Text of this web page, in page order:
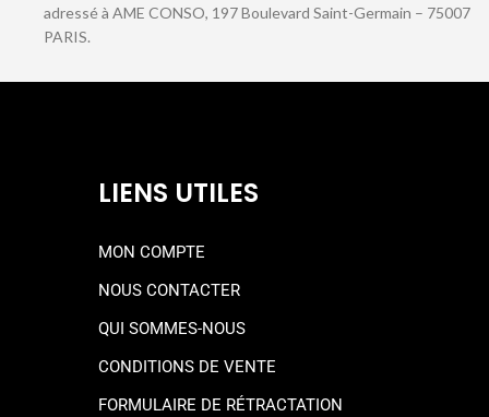
adressé à AME CONSO, 197 Boulevard Saint-Germain – 75007
PARIS.
LIENS UTILES
MON COMPTE
NOUS CONTACTER
QUI SOMMES-NOUS
CONDITIONS DE VENTE
FORMULAIRE DE RÉTRACTATION